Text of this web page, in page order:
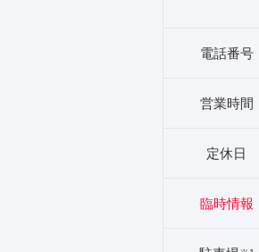
電話番号
営業時間
定休日
臨時情報